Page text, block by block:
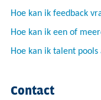
Hoe kan ik feedback
Hoe kan ik een of
Hoe kan ik talent pools
Contact